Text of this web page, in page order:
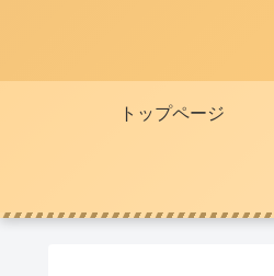
トップページ